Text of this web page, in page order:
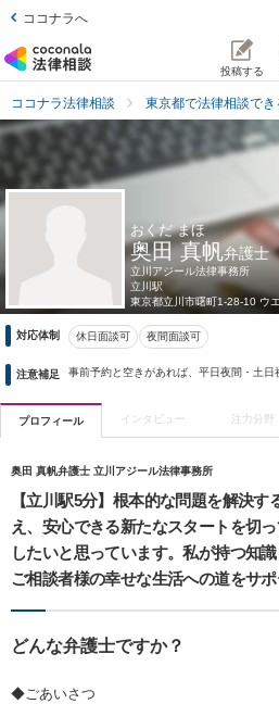
ココナラへ
投稿する
ココナラ法律相談 東京都で法律相談でき
おくだ まほ
奥田 真帆弁護士
立川アジール法律事務所
立川駅
東京都立川市曙町1-28-10 ウ
対応体制 休日面談可 夜間面談可
注意補足 事前予約と空きがあれば、平日夜間・土日
プロフィール インタビュー 注力分野
奥田 真帆弁護士 立川アジール法律事務所
【立川駅5分】根本的な問題を解決
え、安心できる新たなスタートを切
したいと思っています。私が持つ知
ご相談者様の幸せな生活への道をサポ
どんな弁護士ですか？
◆ごあいさつ